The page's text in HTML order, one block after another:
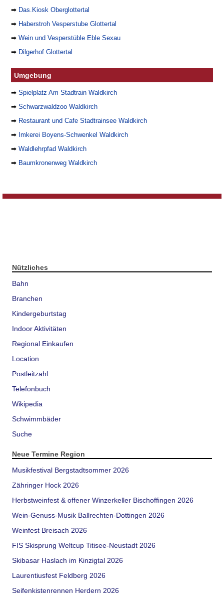
➡ Das.Kiosk Oberglottertal
➡ Haberstroh Vesperstube Glottertal
➡Wein und Vesperstüble Eble Sexau
➡ Dilgerhof Glottertal
Umgebung
➡Spielplatz Am Stadtrain Waldkirch
➡Schwarzwaldzoo Waldkirch
➡ Restaurant und Cafe Stadtrainsee Waldkirch
➡ Imkerei Boyens-Schwenkel Waldkirch
➡Waldlehrpfad Waldkirch
➡ Baumkronenweg Waldkirch
Nützliches
Bahn
Branchen
Kindergeburtstag
Indoor Aktivitäten
Regional Einkaufen
Location
Postleitzahl
Telefonbuch
Wikipedia
Schwimmbäder
Suche
Neue Termine Region
Musikfestival Bergstadtsommer 2026
Zähringer Hock 2026
Herbstweinfest & offener Winzerkeller Bischoffingen 2026
Wein-Genuss-Musik Ballrechten-Dottingen 2026
Weinfest Breisach 2026
FIS Skisprung Weltcup Titisee-Neustadt 2026
Skibasar Haslach im Kinzigtal 2026
Laurentiusfest Feldberg 2026
Seifenkistenrennen Herdern 2026